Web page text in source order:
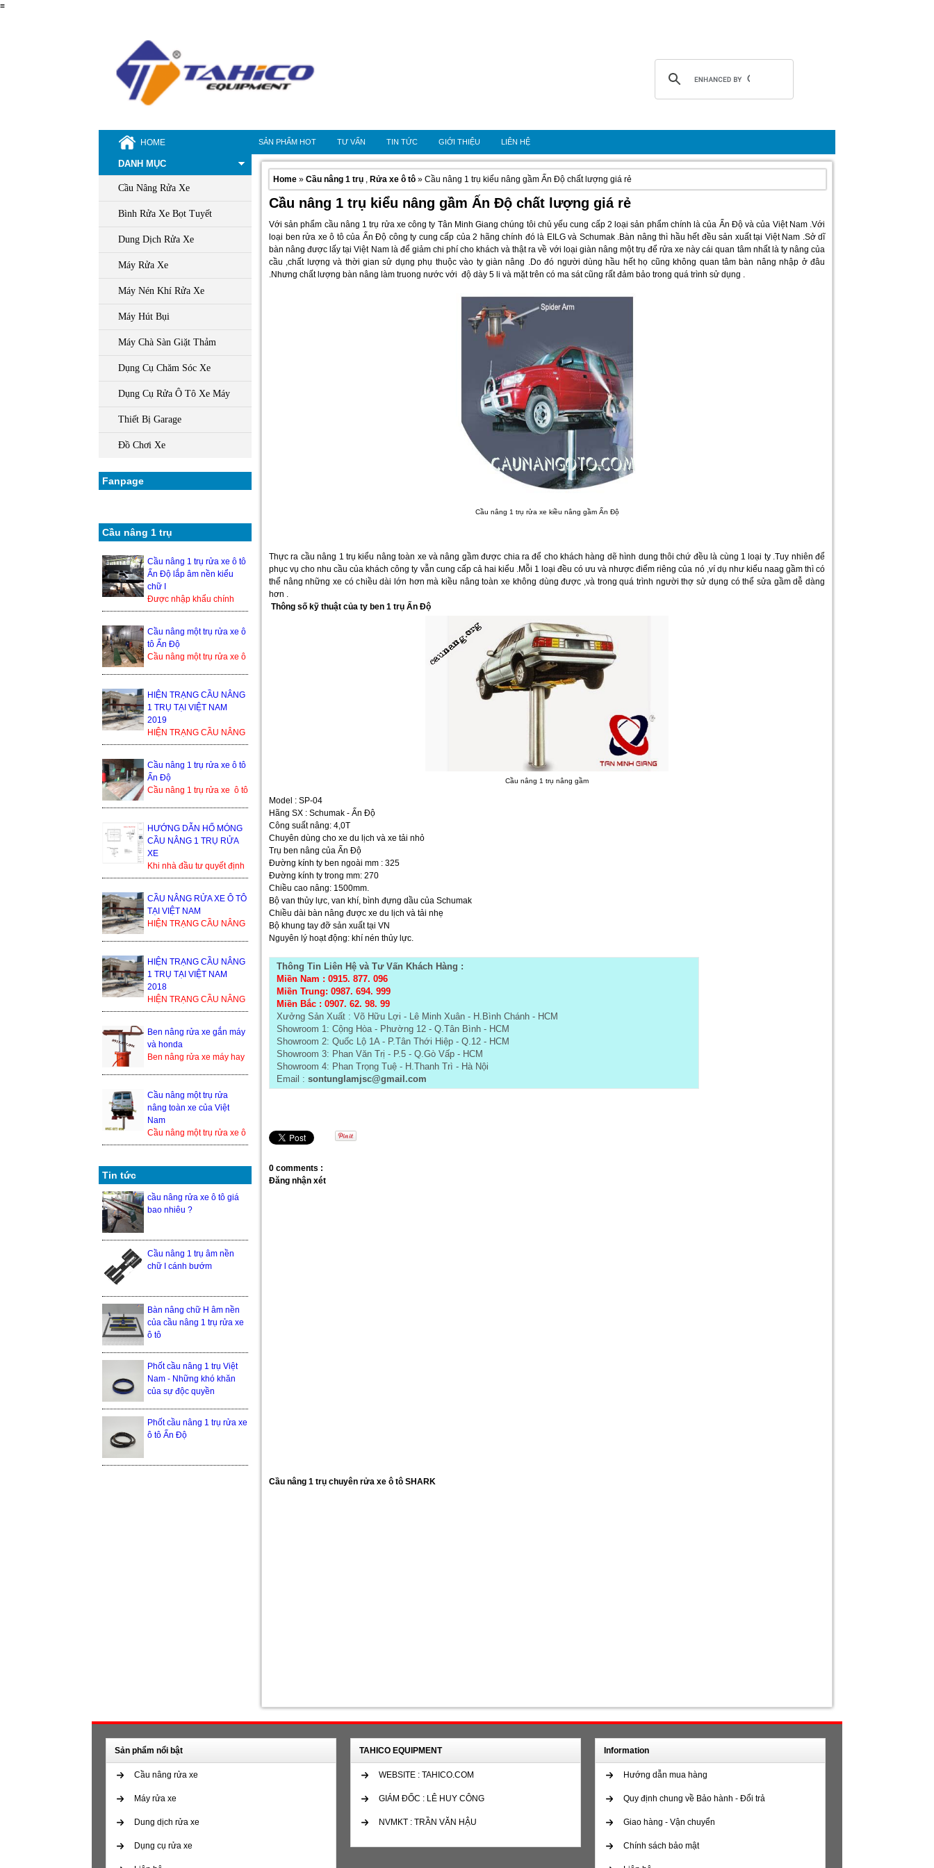
≡
HOME SẢN PHẨM HOT TƯ VẤN TIN TỨC GIỚI THIỆU LIÊN HỆ
DANH MỤC
Cầu Nâng Rửa Xe
Bình Rửa Xe Bọt Tuyết
Dung Dịch Rửa Xe
Máy Rửa Xe
Máy Nén Khí Rửa Xe
Máy Hút Bụi
Máy Chà Sàn Giặt Thảm
Dụng Cụ Chăm Sóc Xe
Dụng Cụ Rửa Ô Tô Xe Máy
Thiết Bị Garage
Đồ Chơi Xe
Fanpage
Cầu nâng 1 trụ
Cầu nâng 1 trụ rửa xe ô tô
Ấn Độ lắp âm nền kiểu
chữ I
Được nhập khẩu chính
hãng từ Ấn Độ, nên độ
nâng 1 trụ rửa xe ô ...
Cầu nâng một trụ rửa xe ô
tô Ấn Độ
Cầu nâng một trụ rửa xe ô
trong thị trường ...
HIỆN TRẠNG CẦU NÂNG
1 TRỤ TẠI VIỆT NAM
2019
HIỆN TRẠNG CẦU NÂNG
1 TRỤ TẠI VIỆT NAM
nâng xe ô tô, cầu nâng xe
1 trụ...
Cầu nâng 1 trụ rửa xe ô tô
Ấn Độ
Cầu nâng 1 trụ rửa xe ô tô
kiện sản xuất tạ...
HƯỚNG DẪN HỐ MÓNG
CẦU NÂNG 1 TRỤ RỬA
XE
Khi nhà đầu tư quyết định
lắp đặt cầu nâng 1 trụ, thì
bình thường họ sẽ nhận
được yêu cầu từ đơn ...
CẦU NÂNG RỬA XE Ô TÔ
TẠI VIỆT NAM
HIỆN TRẠNG CẦU NÂNG
nâng xe ô tô, cầu nâng xe
1 tr...
HIỆN TRẠNG CẦU NÂNG
1 TRỤ TẠI VIỆT NAM
2018
HIỆN TRẠNG CẦU NÂNG
1 TRỤ TẠI VIỆT NAM
2018 Trong thế giới cầu
nâng xe ô tô, cầu nâng xe
1 trụ ...
Ben nâng rửa xe gắn máy
và honda
Ben nâng rửa xe máy hay
thiết bị nâng hạ xe máy
đượ...
Cầu nâng một trụ rửa
nâng toàn xe của Việt
Nam
Cầu nâng một trụ rửa xe ô
tô nâng toàn xe của Việt
Tin tức
cầu nâng rửa xe ô tô giá
bao nhiêu ?
Cầu nâng 1 trụ âm nền
chữ I cánh bướm
Bàn nâng chữ H âm nền
của cầu nâng 1 trụ rửa xe
ô tô
Phốt cầu nâng 1 trụ Việt
Nam - Những khó khăn
của sự độc quyền
Phốt cầu nâng 1 trụ rửa xe
ô tô Ấn Độ
Home » Cầu nâng 1 trụ , Rửa xe ô tô » Cầu nâng 1 trụ kiểu nâng gầm Ấn Độ chất lượng giá rẻ
Cầu nâng 1 trụ kiểu nâng gầm Ấn Độ chất lượng giá rẻ
Với sản phẩm cầu nâng 1 trụ rửa xe công ty Tân Minh Giang chúng tôi chủ yếu cung cấp 2 loại sản phẩm chính là của Ấn Độ và của Việt Nam .Với
loại ben rửa xe ô tô của Ấn Độ công ty cung cấp của 2 hãng chính đó là EILG và Schumak .Bàn nâng thì hầu hết đều sản xuất tại Việt Nam .Sở dĩ
bàn nâng được lấy tại Việt Nam là để giảm chi phí cho khách và thật ra về với loại giàn nâng một trụ để rửa xe này cái quan tâm nhất là ty nâng của
cầu ,chất lượng và thời gian sử dụng phụ thuộc vào ty giàn nâng .Do đó người dùng hầu hết họ cũng không quan tâm bàn nâng nhập ở đâu
.Nhưng chất lượng bàn nâng làm truong nước với độ dày 5 li và mặt trên có ma sát cũng rất đảm bảo trong quá trình sử dụng .
Cầu nâng 1 trụ rửa xe kiều nâng gầm Ấn Độ
Thực ra cầu nâng 1 trụ kiểu nâng toàn xe và nâng gầm được chia ra để cho khách hàng dẽ hình dung thôi chứ đều là cùng 1 loại ty .Tuy nhiên để
phục vụ cho nhu cầu của khách công ty vẫn cung cấp cả hai kiểu .Mỗi 1 loại đều có ưu và nhược điểm riêng của nó ,ví dụ như kiểu naag gầm thì có
thể nâng những xe có chiều dài lớn hơn mà kiều nâng toàn xe không dùng được ,và trong quá trình người thợ sử dụng có thể sửa gầm dễ dàng
hơn .
Thông số kỹ thuật của ty ben 1 trụ Ấn Độ
Cầu nâng 1 trụ nâng gầm
Model : SP-04
Hãng SX : Schumak - Ấn Độ
Công suất nâng: 4,0T
Chuyên dùng cho xe du lịch và xe tải nhỏ
Trụ ben nâng của Ấn Độ
Đường kính ty ben ngoài mm : 325
Đường kính ty trong mm: 270
Chiều cao nâng: 1500mm.
Bộ van thủy lực, van khí, bình đựng dầu của Schumak
Chiều dài bàn nâng được xe du lịch và tải nhẹ
Bộ khung tay đỡ sản xuất tại VN
Nguyên lý hoạt động: khí nén thủy lực.
Thông Tin Liên Hệ và Tư Vấn Khách Hàng :
Miền Nam : 0915. 877. 096
Miền Trung: 0987. 694. 999
Miền Bắc : 0907. 62. 98. 99
Xưởng Sản Xuất : Võ Hữu Lợi - Lê Minh Xuân - H.Bình Chánh - HCM
Showroom 1: Cộng Hòa - Phường 12 - Q.Tân Bình - HCM
Showroom 2: Quốc Lộ 1A - P.Tân Thới Hiệp - Q.12 - HCM
Showroom 3: Phan Văn Trị - P.5 - Q.Gò Vấp - HCM
Showroom 4: Phan Trọng Tuệ - H.Thanh Trì - Hà Nội
Email : sontunglamjsc@gmail.com
0 comments :
Đăng nhận xét
Cầu nâng 1 trụ chuyên rửa xe ô tô SHARK
Sản phẩm nổi bật
Cầu nâng rửa xe
Máy rửa xe
Dung dịch rửa xe
Dụng cụ rửa xe
TAHICO EQUIPMENT
WEBSITE : TAHICO.COM
GIÁM ĐỐC : LÊ HUY CÔNG
NVMKT : TRẦN VĂN HẬU
Information
Hướng dẫn mua hàng
Quy định chung về Bảo hành - Đổi trả
Giao hàng - Vận chuyển
Chính sách bảo mật